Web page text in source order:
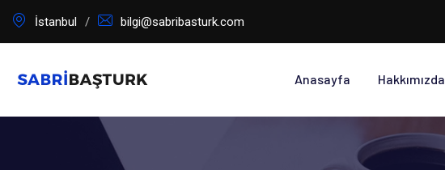
İçeriğe
İstanbul bilgi@sabribasturk.com
Anasayfa Hakkımızda